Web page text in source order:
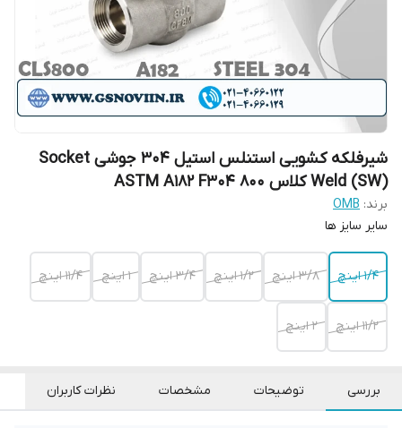
شیرفلکه کشویی استنلس استیل 304 جوشی Socket
Weld (SW) کلاس 800 ASTM A182 F304
برند: OMB
سایر سایز ها
۱/۴ اینچ ۳/۸ اینچ ۱/۲ اینچ ۳/۴ اینچ ۱ اینچ ۱۱/۴ اینچ
۱۱/۲ اینچ ۲ اینچ
بررسی توضیحات مشخصات نظرات کاربران